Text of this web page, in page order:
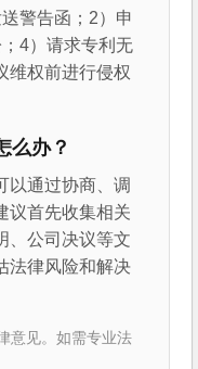
警告函；2）申
4）请求专利无
维权前进行侵权
么办？
以通过协商、调
议首先收集相关
、公司决议等文
法律风险和解决
意见。如需专业法